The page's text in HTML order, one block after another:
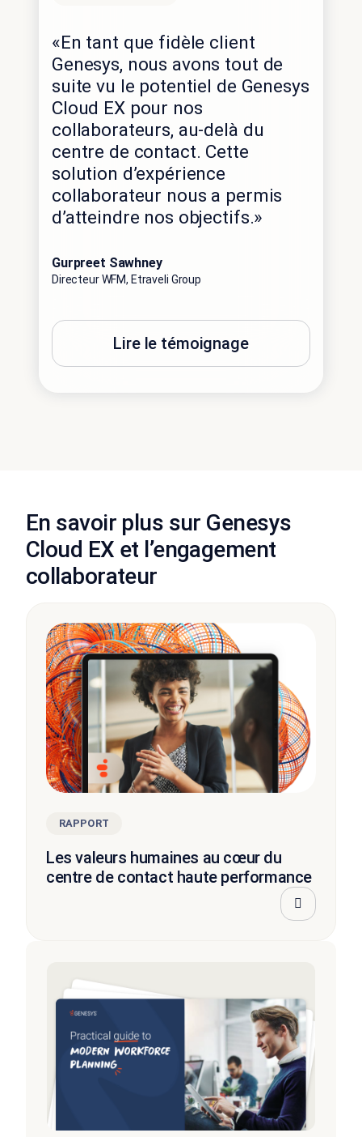
«En tant que fidèle client
Genesys, nous avons tout de
suite vu le potentiel de Genesys
Cloud EX pour nos
collaborateurs, au-delà du
centre de contact. Cette
solution d’expérience
collaborateur nous a permis
d’atteindre nos objectifs.»
Gurpreet Sawhney
Directeur WFM, Etraveli Group
Lire le témoignage
En savoir plus sur Genesys
Cloud EX et l’engagement
collaborateur
RAPPORT
Les valeurs humaines au cœur du
centre de contact haute performance